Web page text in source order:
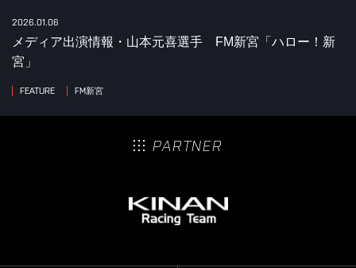
2026.01.06
メディア出演情報・山本元喜選手 FM新宮「ハロー！新
宮」
FEATURE FM新宮
PARTNER